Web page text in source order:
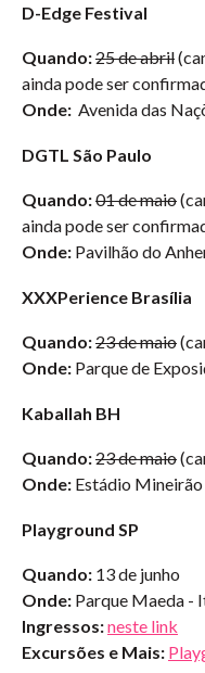
D-Edge Festival
Quando:25 de abril
ainda pode ser
Onde: Avenida das
DGTL São Paulo
Quando:01 de maio
ainda pode ser
Onde: Pavilhão do
XXXPerience Brasília
Quando:23 de maio
Onde: Parque de
Kaballah BH
Quando:23 de maio
Onde: Estádio Mineirão
Playground SP
Quando: 13 de junho
Onde: Parque Maeda -
Ingressos:neste link
Excursões e Mais: